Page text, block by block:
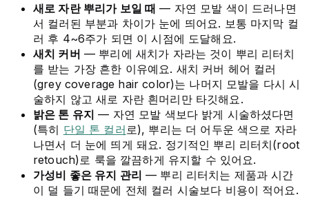
새로 자란 뿌리가 보일 때 — 자연 모발 색이 드러나면
서 컬러된 부분과 차이가 눈에 띄어요. 보통 마지막 컬
러 후 4~6주가 되면 이 시점에 도달해요.
새치 커버 — 뿌리에 새치가 자라는 것이 뿌리 리터치
를 받는 가장 흔한 이유예요. 새치 커버 헤어 컬러
(grey coverage hair color)는 나머지 모발을 다시 시
술하지 않고 새로 자란 흰머리만 타깃해요.
밝은 톤 유지 — 자연 모발 색보다 밝게 시술하셨다면
(특히 단일 톤 컬러 로), 뿌리는 더 어두운 색으로 자라
나면서 더 눈에 띄게 돼요. 정기적인 뿌리 리터치(root
retouch)로 룩을 깔끔하게 유지할 수 있어요.
가성비 좋은 유지 관리 — 뿌리 리터치는 제품과 시간
이 덜 들기 때문에 전체 컬러 시술보다 비용이 적어요.